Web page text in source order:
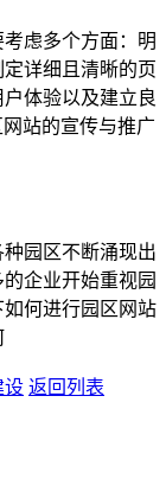
虑多个方面：明
详细且清晰的页
体验以及建立良
站的宣传与推广
园区不断涌现出
企业开始重视园
何进行园区网站
设 返回列表